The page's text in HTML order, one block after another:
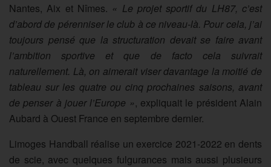
Nantes, Aix et Nîmes. « Le projet sportif du LH87, c’est
d’abord de pérenniser le club à ce niveau-là. Pour cela, j’ai
toujours pensé que la structuration devait se faire avant
l’ambition sportive et que de facto cela suivrait
naturellement. Là, on aimerait viser davantage la moitié de
tableau sur les quatre ou cinq prochaines saisons, avant
de penser à jouer l’Europe », expliquait le président Alain
Aubard à Ouest France en septembre dernier.
Limoges Handball réalise un exercice 2021-2022 en dents
de scie, avec quelques fulgurances mais aussi plusieurs